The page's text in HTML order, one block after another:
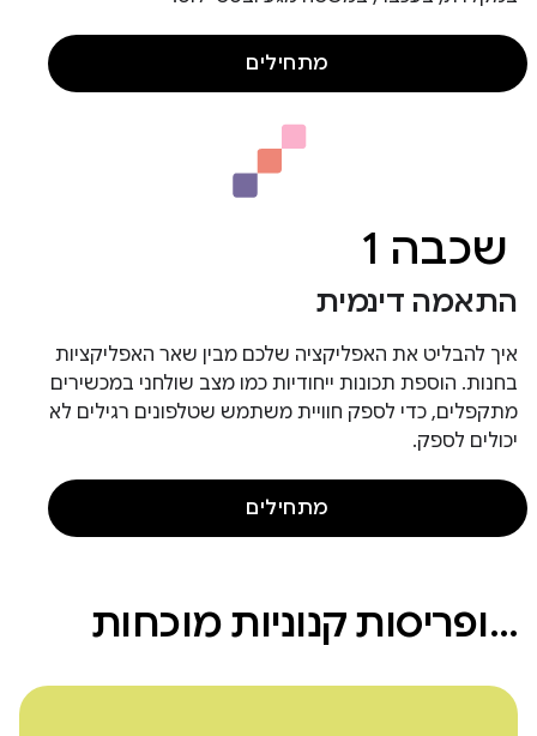
מתחילים
שכבה 1
התאמה דינמית
איך להבליט את האפליקציה שלכם מבין שאר האפליקציות
בחנות. הוספת תכונות ייחודיות כמו מצב שולחני במכשירים
מתקפלים, כדי לספק חוויית משתמש שטלפונים רגילים לא
יכולים לספק.
מתחילים
…ופריסות קנוניות מוכחות